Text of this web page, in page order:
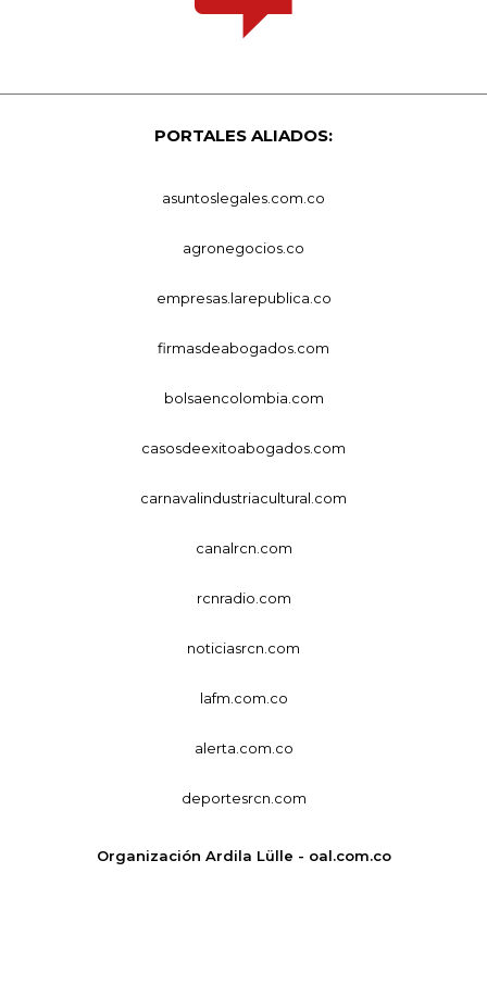
PORTALES ALIADOS:
asuntoslegales.com.co
agronegocios.co
empresas.larepublica.co
firmasdeabogados.com
bolsaencolombia.com
casosdeexitoabogados.com
carnavalindustriacultural.com
canalrcn.com
rcnradio.com
noticiasrcn.com
lafm.com.co
alerta.com.co
deportesrcn.com
Organización Ardila Lülle - oal.com.co